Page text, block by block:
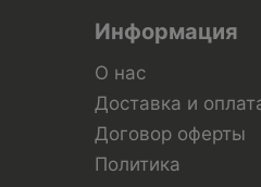
Информация
О нас
Доставка и
Договор оферты
Политика